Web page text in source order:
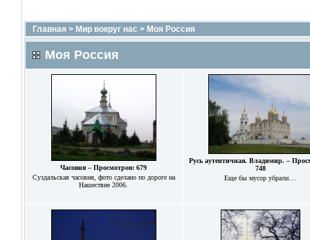
Главная > Мир вокруг нас > Моя Россия
Моя Россия
Часовня – Просмотров: 679
Суздальская часовня, фото сделано по дороге на
Нашествие 2006.
Русь аутентичная. Владимир. –
748
Еще бы мусор убрали....